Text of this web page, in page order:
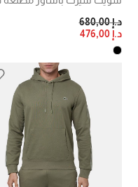
PRICE REDUCED FROM
د.إ 680,00
TO
د.إ 476,00